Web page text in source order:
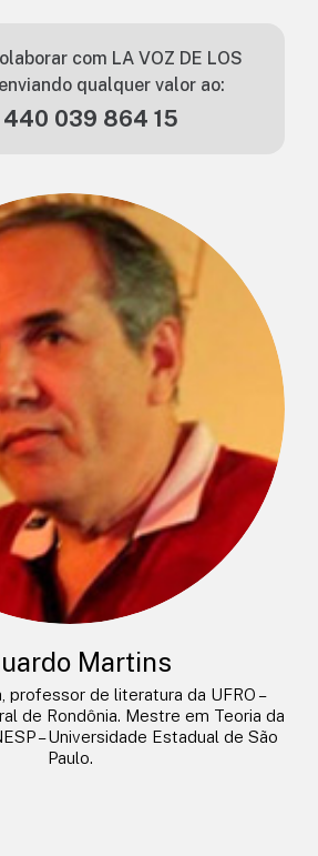
com LA VOZ DE LOS
qualquer valor ao:
440 039 864 15
Martins
professor de literatura da UFRO –
de Rondônia. Mestre em Teoria da
– Universidade Estadual de São
Paulo.